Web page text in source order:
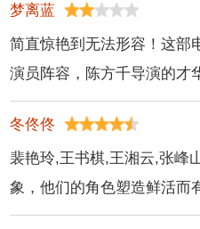
梦离蓝
简直惊艳到无法形容！这部
演员阵容，陈方千导演的才
冬佟佟
裴艳玲,王书棋,王湘云,张峰
象，他们的角色塑造鲜活而